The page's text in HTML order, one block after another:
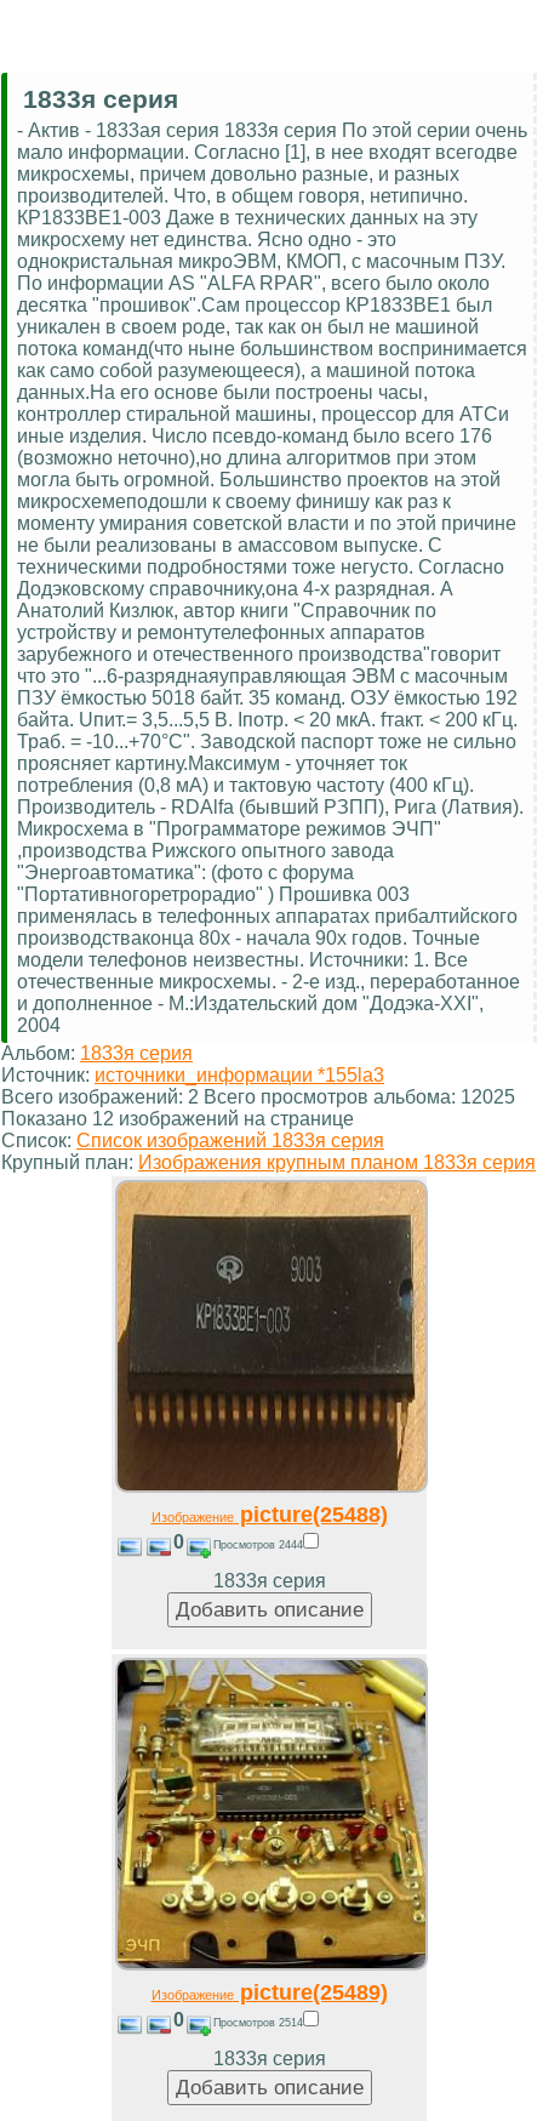
1833я серия
- Актив - 1833ая серия 1833я серия По этой серии очень
мало информации. Согласно [1], в нее входят всегодве
микросхемы, причем довольно разные, и разных
производителей. Что, в общем говоря, нетипично.
КР1833ВЕ1-003 Даже в технических данных на эту
микросхему нет единства. Ясно одно - это
однокристальная микроЭВМ, КМОП, с масочным ПЗУ.
По информации AS "ALFA RPAR", всего было около
десятка "прошивок".Сам процессор КР1833ВЕ1 был
уникален в своем роде, так как он был не машиной
потока команд(что ныне большинством воспринимается
как само собой разумеющееся), а машиной потока
данных.На его основе были построены часы,
контроллер стиральной машины, процессор для АТСи
иные изделия. Число псевдо-команд было всего 176
(возможно неточно),но длина алгоритмов при этом
могла быть огромной. Большинство проектов на этой
микросхемеподошли к своему финишу как раз к
моменту умирания советской власти и по этой причине
не были реализованы в амассовом выпуске. С
техническими подробностями тоже негусто. Согласно
Додэковскому справочнику,она 4-х разрядная. А
Анатолий Кизлюк, автор книги "Справочник по
устройству и ремонтутелефонных аппаратов
зарубежного и отечественного производства"говорит
что это "...6-разряднаяуправляющая ЭВМ с масочным
ПЗУ ёмкостью 5018 байт. 35 команд. ОЗУ ёмкостью 192
байта. Uпит.= 3,5...5,5 В. Iпотр. < 20 мкА. fтакт. < 200 кГц.
Траб. = -10...+70°С". Заводской паспорт тоже не сильно
проясняет картину.Максимум - уточняет ток
потребления (0,8 мА) и тактовую частоту (400 кГц).
Производитель - RDAlfa (бывший РЗПП), Рига (Латвия).
Микросхема в "Программаторе режимов ЭЧП"
,производства Рижского опытного завода
"Энергоавтоматика": (фото с форума
"Портативногоретрорадио" ) Прошивка 003
применялась в телефонных аппаратах прибалтийского
производстваконца 80х - начала 90х годов. Точные
модели телефонов неизвестны. Источники: 1. Все
отечественные микросхемы. - 2-е изд., переработанное
и дополненное - М.:Издательский дом "Додэка-XXI",
2004
Альбом: 1833я серия
Источник: источники_информации *155la3
Всего изображений: 2 Всего просмотров альбома: 12025
Показано 12 изображений на странице
Список: Список изображений 1833я серия
Крупный план: Изображения крупным планом 1833я серия
Изображениеpicture(25488)
0 Просмотров 2444
1833я серия
Изображениеpicture(25489)
0 Просмотров 2514
1833я серия